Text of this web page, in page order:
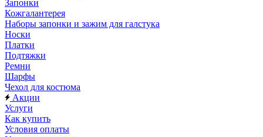
Запонки
Кожгалантерея
Наборы запонки и зажим для галстука
Носки
Платки
Подтяжки
Ремни
Шарфы
Чехол для костюма
Акции
Услуги
Как купить
Условия оплаты